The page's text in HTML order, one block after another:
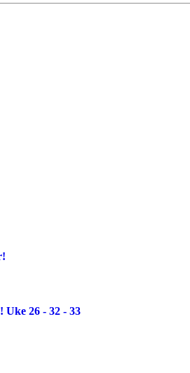
Uke 26 - 32 - 33